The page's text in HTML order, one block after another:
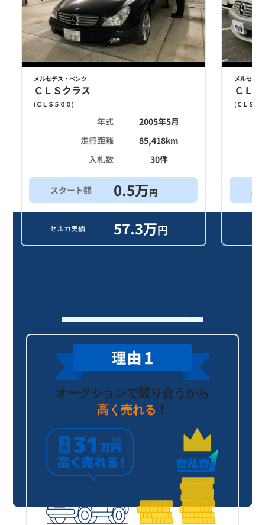
メルセデス・ベンツ
ＣＬＳクラス
( ＣＬＳ５００)
年式
2005年5月
走行距離
85,418km
入札数
30件
スタート額 0.5万円
セルカ実績 57.3万円
メルセデ
ＣＬ
( ＣＬＳ５
セ
オークションで競り合うから
高く売れる ！